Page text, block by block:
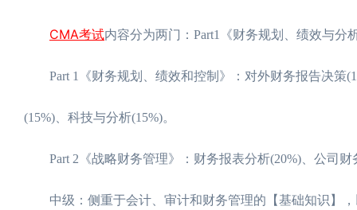
CMA考试内容分为两门：Part1《财务规划、绩效与分
Part 1《财务规划、绩效和控制》：对外财务报告决策
(15%)、科技与分析(15%)。
Part 2《战略财务管理》：财务报表分析(20%)、公司财
中级：侧重于会计、审计和财务管理的【基础知识】，